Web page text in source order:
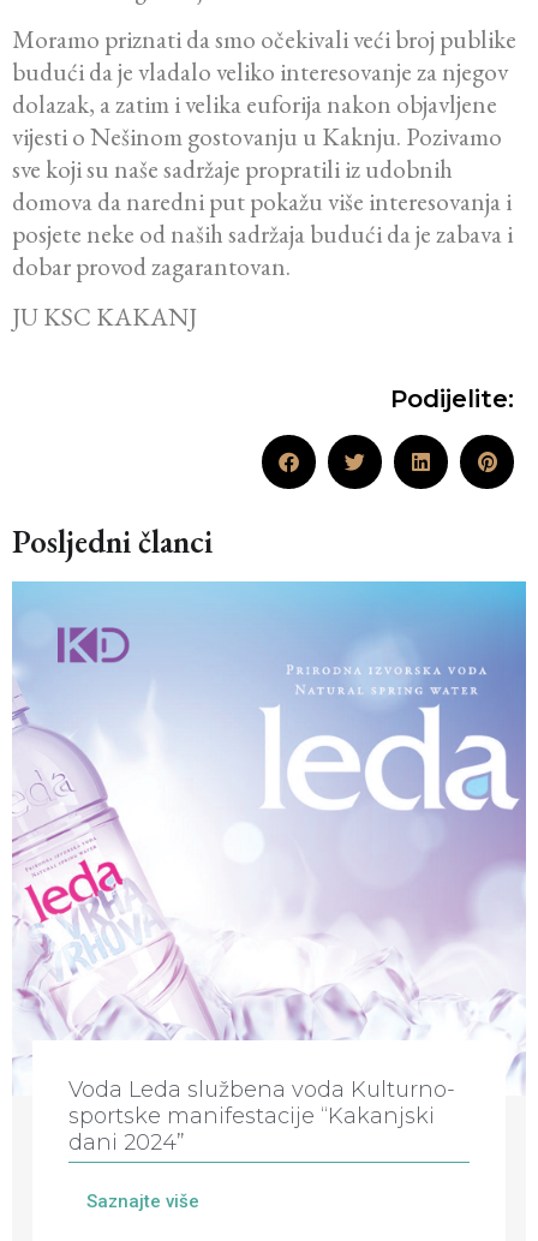
Moramo priznati da smo očekivali veći broj publike
budući da je vladalo veliko interesovanje za njegov
dolazak, a zatim i velika euforija nakon objavljene
vijesti o Nešinom gostovanju u Kaknju. Pozivamo
sve koji su naše sadržaje propratili iz udobnih
domova da naredni put pokažu više interesovanja i
posjete neke od naših sadržaja budući da je zabava i
dobar provod zagarantovan.
JU KSC KAKANJ
Podijelite:
Posljedni članci
Voda Leda službena voda Kulturno-
sportske manifestacije “Kakanjski
dani 2024”
Saznajte više